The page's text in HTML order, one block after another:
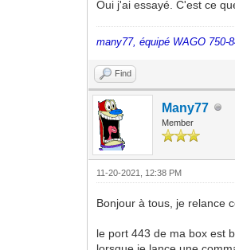
Oui j'ai essayé. C'est ce
many77, équipé WAGO 750-
Find
Many77
Member
11-20-2021, 12:38 PM
Bonjour à tous, je relance
le port 443 de ma box est